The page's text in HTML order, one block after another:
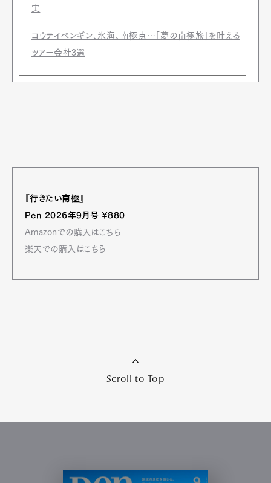
実
コウテイペンギン、氷海、南極点…「夢の南極旅」を叶える
ツアー会社3選
『行きたい南極』
Pen 2026年9月号 ¥880
Amazonでの購入はこちら
楽天での購入はこちら
Scroll to Top